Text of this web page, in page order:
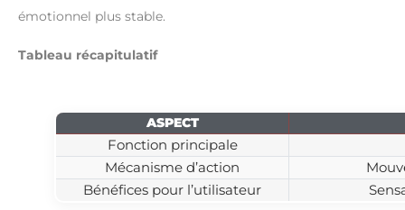
émotionnel plus stable.
Tableau récapitulatif
ASPECT
Fonction principale
Mécanisme d’action
Bénéfices pour l’utilisateur